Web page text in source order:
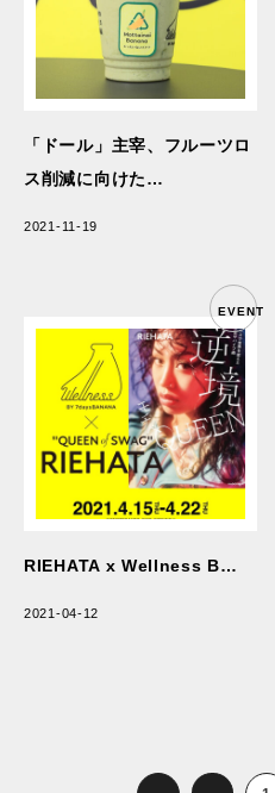
「ドール」主宰、フルーツロ
ス削減に向けた…
2021-11-19
EVENT
RIEHATA x Wellness B…
2021-04-12